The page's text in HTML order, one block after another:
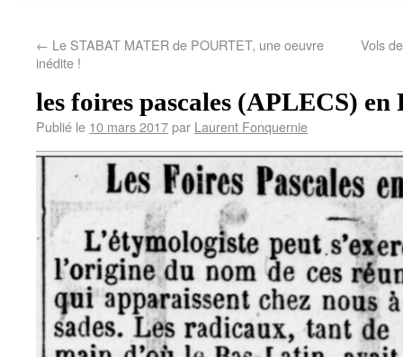
← Le STABAT MATER de POURTET, une oeuvre
inédite !
Vols
les foires pascales (APLECS) en
Publié le 10 mars 2017par Laurent Fonquernie